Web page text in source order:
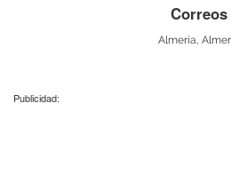
Correos
Almería,
Publicidad: